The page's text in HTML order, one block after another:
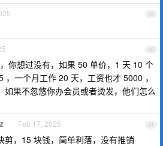
39
40
你想过没有，如果 50 单价，1 天 10 个
，一个月工作 20 天，工资也才 5000 ，
如果不忽悠你办会员或者烫发，他们怎么
41
Feb 17, 2025
剪，15 块钱，简单利落，没有推销